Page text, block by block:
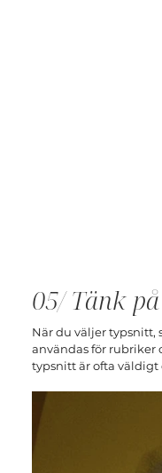
05/ Tänk
När du väljer typsnitt,
användas för rubriker
typsnitt är ofta väldigt